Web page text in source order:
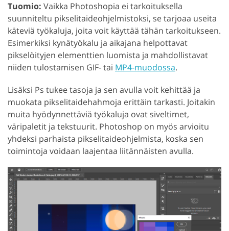
Tuomio: Vaikka Photoshopia ei tarkoituksella
suunniteltu pikselitaideohjelmistoksi, se tarjoaa useita
käteviä työkaluja, joita voit käyttää tähän tarkoitukseen.
Esimerkiksi kynätyökalu ja aikajana helpottavat
pikselöityjen elementtien luomista ja mahdollistavat
niiden tulostamisen GIF- tai MP4-muodossa.
Lisäksi Ps tukee tasoja ja sen avulla voit kehittää ja
muokata pikselitaidehahmoja erittäin tarkasti. Joitakin
muita hyödynnettäviä työkaluja ovat siveltimet,
väripaletit ja tekstuurit. Photoshop on myös arvioitu
yhdeksi parhaista pikselitaideohjelmista, koska sen
toimintoja voidaan laajentaa liitännäisten avulla.